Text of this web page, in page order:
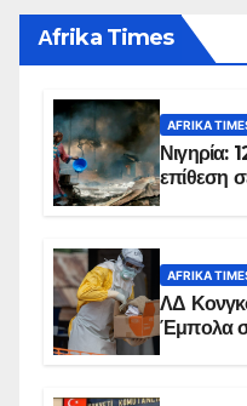
Αfrika Times
AFRIKA
Νιγηρία:
επίθεση
AFRIKA
ΛΔ
Έμπολα